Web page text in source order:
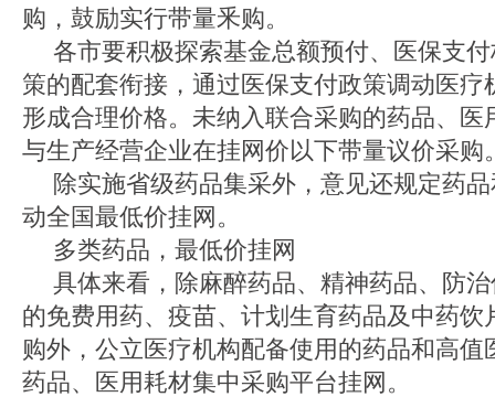
购，鼓励实行带量釆购。
各市要积极探索基金总额预付、医保支
策的配套衔接，通过医保支付政策调动医疗
形成合理价格。未纳入联合采购的药品、医
与生产经营企业在挂网价以下带量议价采购
除实施省级药品集采外，意见还规定药
动全国最低价挂网。
多类药品，最低价挂网
具体来看，除麻醉药品、精神药品、防
的免费用药、疫苗、计划生育药品及中药饮
购外，公立医疗机构配备使用的药品和高值
药品、医用耗材集中采购平台挂网。